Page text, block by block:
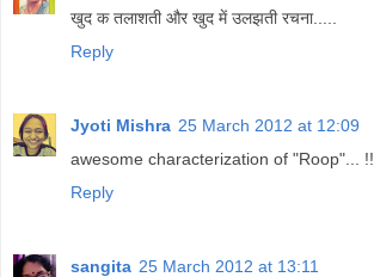
खुद क तलाशती और खुद में उलझती रचना.....
Reply
Jyoti Mishra 25 March 2012 at 12:09
awesome characterization of "Roop"... !!
Reply
sangita 25 March 2012 at 13:11